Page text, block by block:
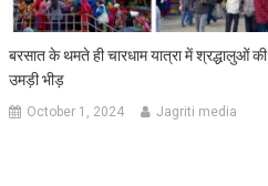
बरसात के थमते ही चारधाम यात्रा में श्रद्धालुओं की
उमड़ी भीड़
October 1, 2024 Jagriti media